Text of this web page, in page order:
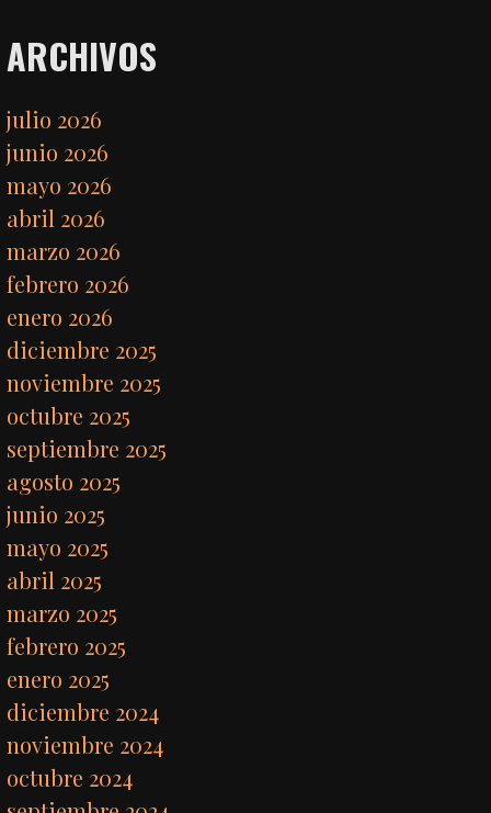
ARCHIVOS
julio 2026
junio 2026
mayo 2026
abril 2026
marzo 2026
febrero 2026
enero 2026
diciembre 2025
noviembre 2025
octubre 2025
septiembre 2025
agosto 2025
junio 2025
mayo 2025
abril 2025
marzo 2025
febrero 2025
enero 2025
diciembre 2024
noviembre 2024
octubre 2024